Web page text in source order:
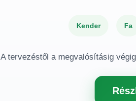
Kender Fa
A tervezéstől a megvalósításig